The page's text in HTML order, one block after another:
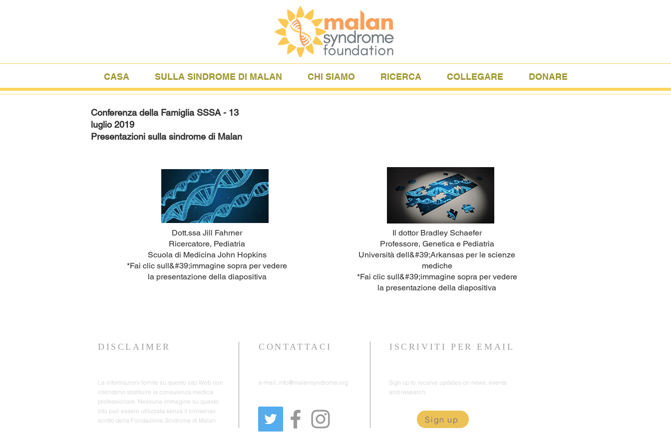
Conferenza della Famiglia SSSA - 13
luglio 2019
Presentazioni sulla sindrome di Malan
Dott.ssa Jill Fahrner
Ricercatore, Pediatria
Scuola di Medicina John Hopkins
*Fai clic sull&#39;immagine sopra per vedere
la presentazione della diapositiva
Il dottor Bradley Schaefer
Professore, Genetica e Pediatria
Università dell&#39;Arkansas per le scienze
mediche
*Fai clic sull&#39;immagine sopra per vedere
la presentazione della diapositiva
CASA SULLA SINDROME DI MALAN CHI SIAMO RICERCA COLLEGARE DONARE
DISCLAIMER
Le informazioni fornite su questo sito Web non
intendono sostituire la consulenza medica
professionale. Nessuna immagine su questo
sito può essere utilizzata senza il consenso
scritto della Fondazione Sindrome di Malan.
CONTATTACI
e-mail: info@malansyndrome.org
ISCRIVITI PER EMAIL
Sign up to receive updates on news, events
and research.
Sign up